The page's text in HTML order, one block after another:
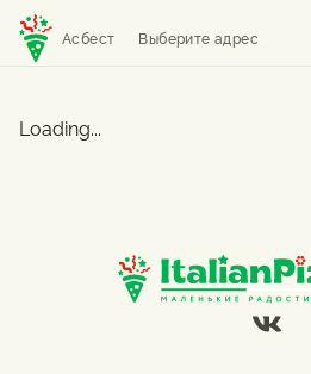
Асбест Выберите адрес
Loading...